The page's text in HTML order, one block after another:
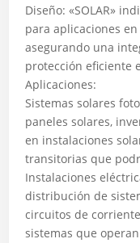
Diseño: «SOLAR»
para aplicaciones
asegurando una
protección eficiente
Aplicaciones:
Sistemas solares
paneles solares,
en instalaciones
transitorias que
Instalaciones
distribución de
circuitos de
sistemas que operan